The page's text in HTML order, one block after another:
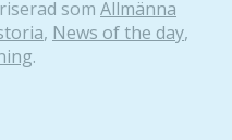
som Allmänna
, News of the day,
.